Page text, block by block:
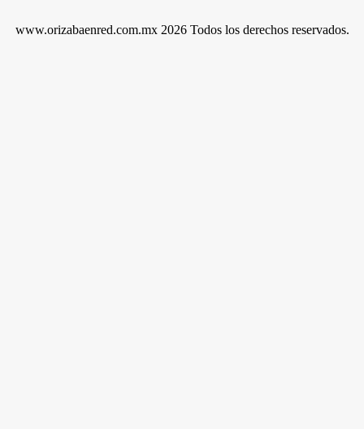
www.orizabaenred.com.mx 2026 Todos los derechos reservados.